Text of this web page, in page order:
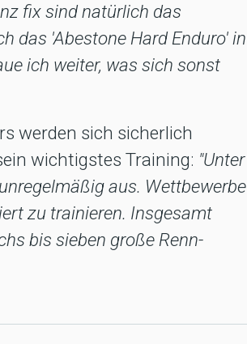
fix sind natürlich das
das 'Abestone Hard Enduro' in
ich weiter, was sich sonst
werden sich sicherlich
wichtigstes Training: "Unter
aus. Wettbewerbe
zu trainieren. Insgesamt
bis sieben große Renn-